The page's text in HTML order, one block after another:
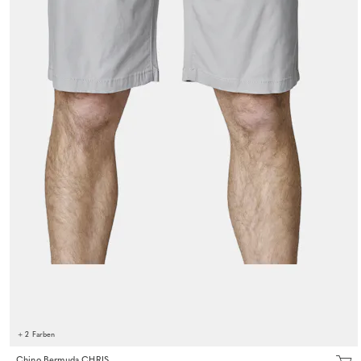
+ 2 Farben